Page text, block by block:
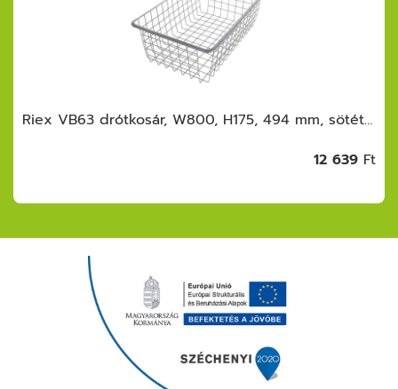
Riex VB63 drótkosár, W800, H175, 494 mm, sötétszürke
12 639 Ft